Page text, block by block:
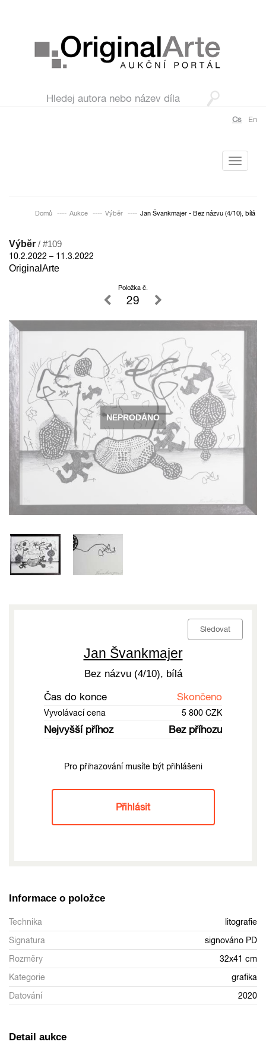
Cs En
Toggle
Domů Aukce Výběr Jan Švankmajer - Bez názvu (4/10), bílá
Výběr / #109
10.2.2022 – 11.3.2022
OriginalArte
Položka č.
29
NEPRODÁNO
Sledovat
Jan Švankmajer
Bez názvu (4/10), bílá
Čas do konce Skončeno
Vyvolávací cena 5 800 CZK
Nejvyšší příhoz Bez příhozu
Pro přihazování musíte být přihlášeni
Přihlásit
Informace o položce
Technika
litografie
Signatura
signováno PD
Rozměry
32x41 cm
Kategorie
grafika
Datování
2020
Detail aukce